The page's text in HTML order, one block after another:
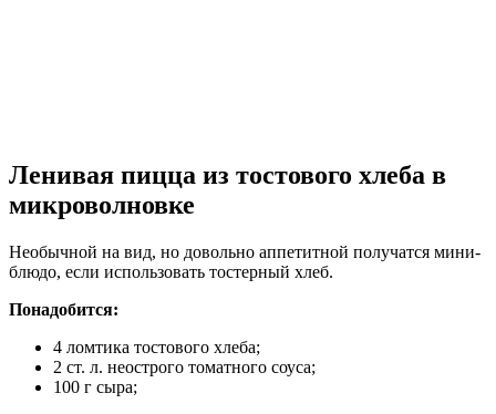
Ленивая пицца из тостового хлеба в
микроволновке
Необычной на вид, но довольно аппетитной получатся мини-
блюдо, если использовать тостерный хлеб.
Понадобится:
4 ломтика тостового хлеба;
2 ст. л. неострого томатного соуса;
100 г сыра;